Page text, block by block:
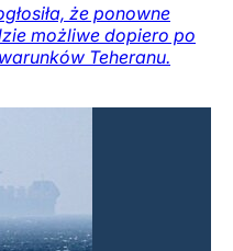
że ponowne
możliwe dopiero po
Teheranu.